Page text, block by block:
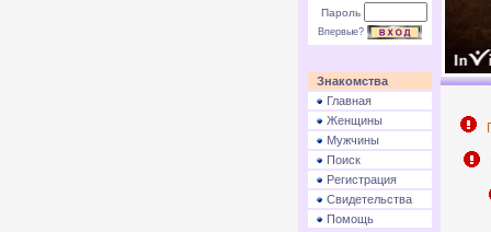
Пароль
Впервые?
Знакомства
Главная
Женщины
Мужчины
Поиск
Регистрация
Свидетельства
Помощь